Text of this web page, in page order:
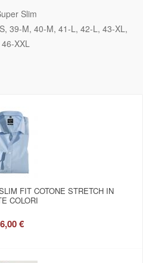
Slim
39-M 40-M 41-L 42-L 43-XL
46-XXL
FIT COTONE STRETCH IN
COLORI
€